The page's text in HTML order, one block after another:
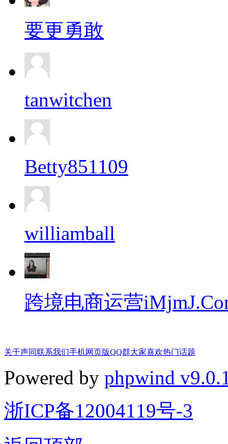
要更勇敢
tanwitchen
Betty851109
williamball
跨境电商运营
关于声同联系我们手机网页版QQ群大家喜欢热门话题
Powered by phpwind
浙ICP备12004119号-3